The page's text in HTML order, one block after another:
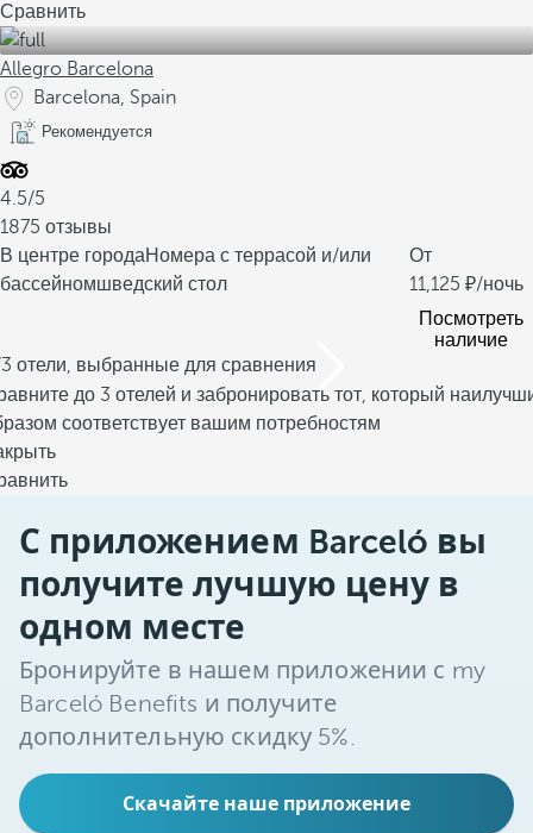
Сравнить
Allegro Barcelona
Barcelona, Spain
Рекомендуется
4.5/5
1875 отзывы
В центре городаНомера с террасой и/или
бассейномшведский стол
От
11,125
/ночь
Посмотреть
наличие
отели, выбранные для сравнения
до 3 отелей и забронировать тот, который
соответствует вашим потребностям
С приложением Barceló вы
получите лучшую цену в
одном месте
Бронируйте в нашем приложении с my
Barceló Benefits и получите
дополнительную скидку 5%.
Скачайте наше приложение